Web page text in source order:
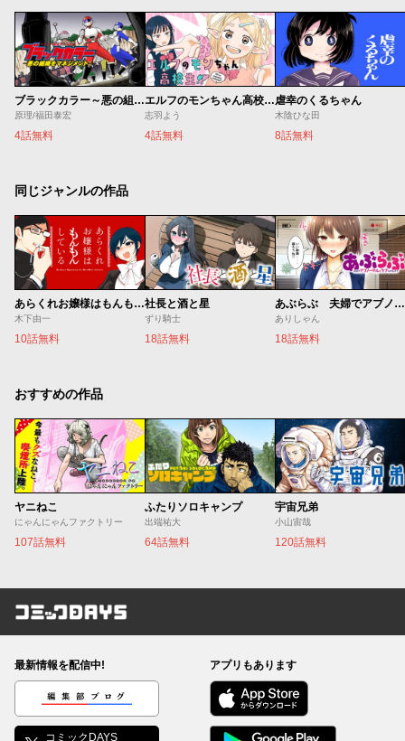
ブラックカラー～悪の組織をマネジメント～
原理/福田泰宏
4話無料
エルフのモンちゃん高校生!!
志羽よう
4話無料
虐幸のくるちゃん
木陰ひな田
8話無料
同じジャンルの作品
あらくれお嬢様はもんもんしている
木下由一
10話無料
社長と酒と星
ずり騎士
18話無料
あぶらぶ 夫婦でアブノーマルなラブしませんか？
ありしゃん
18話無料
おすすめの作品
ヤニねこ
にゃんにゃんファクトリー
107話無料
ふたりソロキャンプ
出端祐大
64話無料
宇宙兄弟
小山宙哉
120話無料
コミックDAYS
最新情報を配信中!
編集部ブログ
コミックDAYS
アプリもあります